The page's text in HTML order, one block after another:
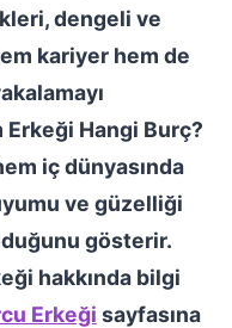
dengeli ve
kariyer hem de
Erkeği Hangi Burç?
iç dünyasında
ve güzelliği
gösterir.
hakkında bilgi
Erkeği sayfasına